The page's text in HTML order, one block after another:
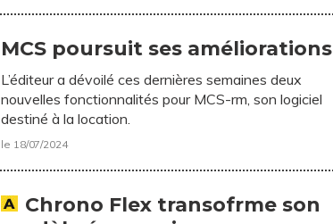
MCS poursuit ses améliorations
L’éditeur a dévoilé ces dernières semaines deux
nouvelles fonctionnalités pour MCS-rm, son logiciel
destiné à la location.
le 18/07/2024
Chrono Flex transofrme son